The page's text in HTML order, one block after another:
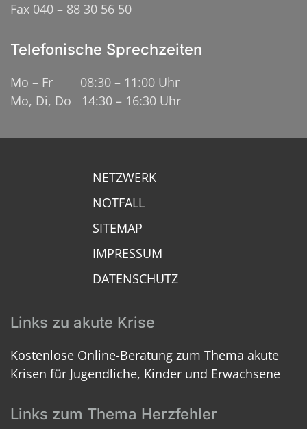
Fax 040 – 88 30 56 50
Telefonische Sprechzeiten
Mo – Fr 08:30 – 11:00 Uhr
Mo, Di, Do 14:30 – 16:30 Uhr
NETZWERK
NOTFALL
SITEMAP
IMPRESSUM
DATENSCHUTZ
Links zu akute Krise
Kostenlose Online-Beratung zum Thema akute
Krisen für Jugendliche, Kinder und Erwachsene
Links zum Thema Herzfehler